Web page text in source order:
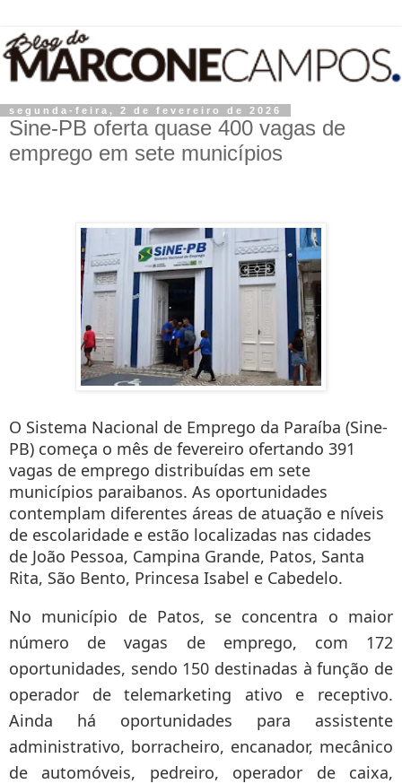
segunda-feira, 2 de fevereiro de 2026
Sine-PB oferta quase 400 vagas de
emprego em sete municípios
O Sistema Nacional de Emprego da Paraíba (Sine-
PB) começa o mês de fevereiro ofertando 391
vagas de emprego distribuídas em sete
municípios paraibanos. As oportunidades
contemplam diferentes áreas de atuação e níveis
de escolaridade e estão localizadas nas cidades
de João Pessoa, Campina Grande, Patos, Santa
Rita, São Bento, Princesa Isabel e Cabedelo.
No município de Patos, se concentra o maior
número de vagas de emprego, com 172
oportunidades, sendo 150 destinadas à função de
operador de telemarketing ativo e receptivo.
Ainda há oportunidades para assistente
administrativo, borracheiro, encanador, mecânico
de automóveis, pedreiro, operador de caixa,